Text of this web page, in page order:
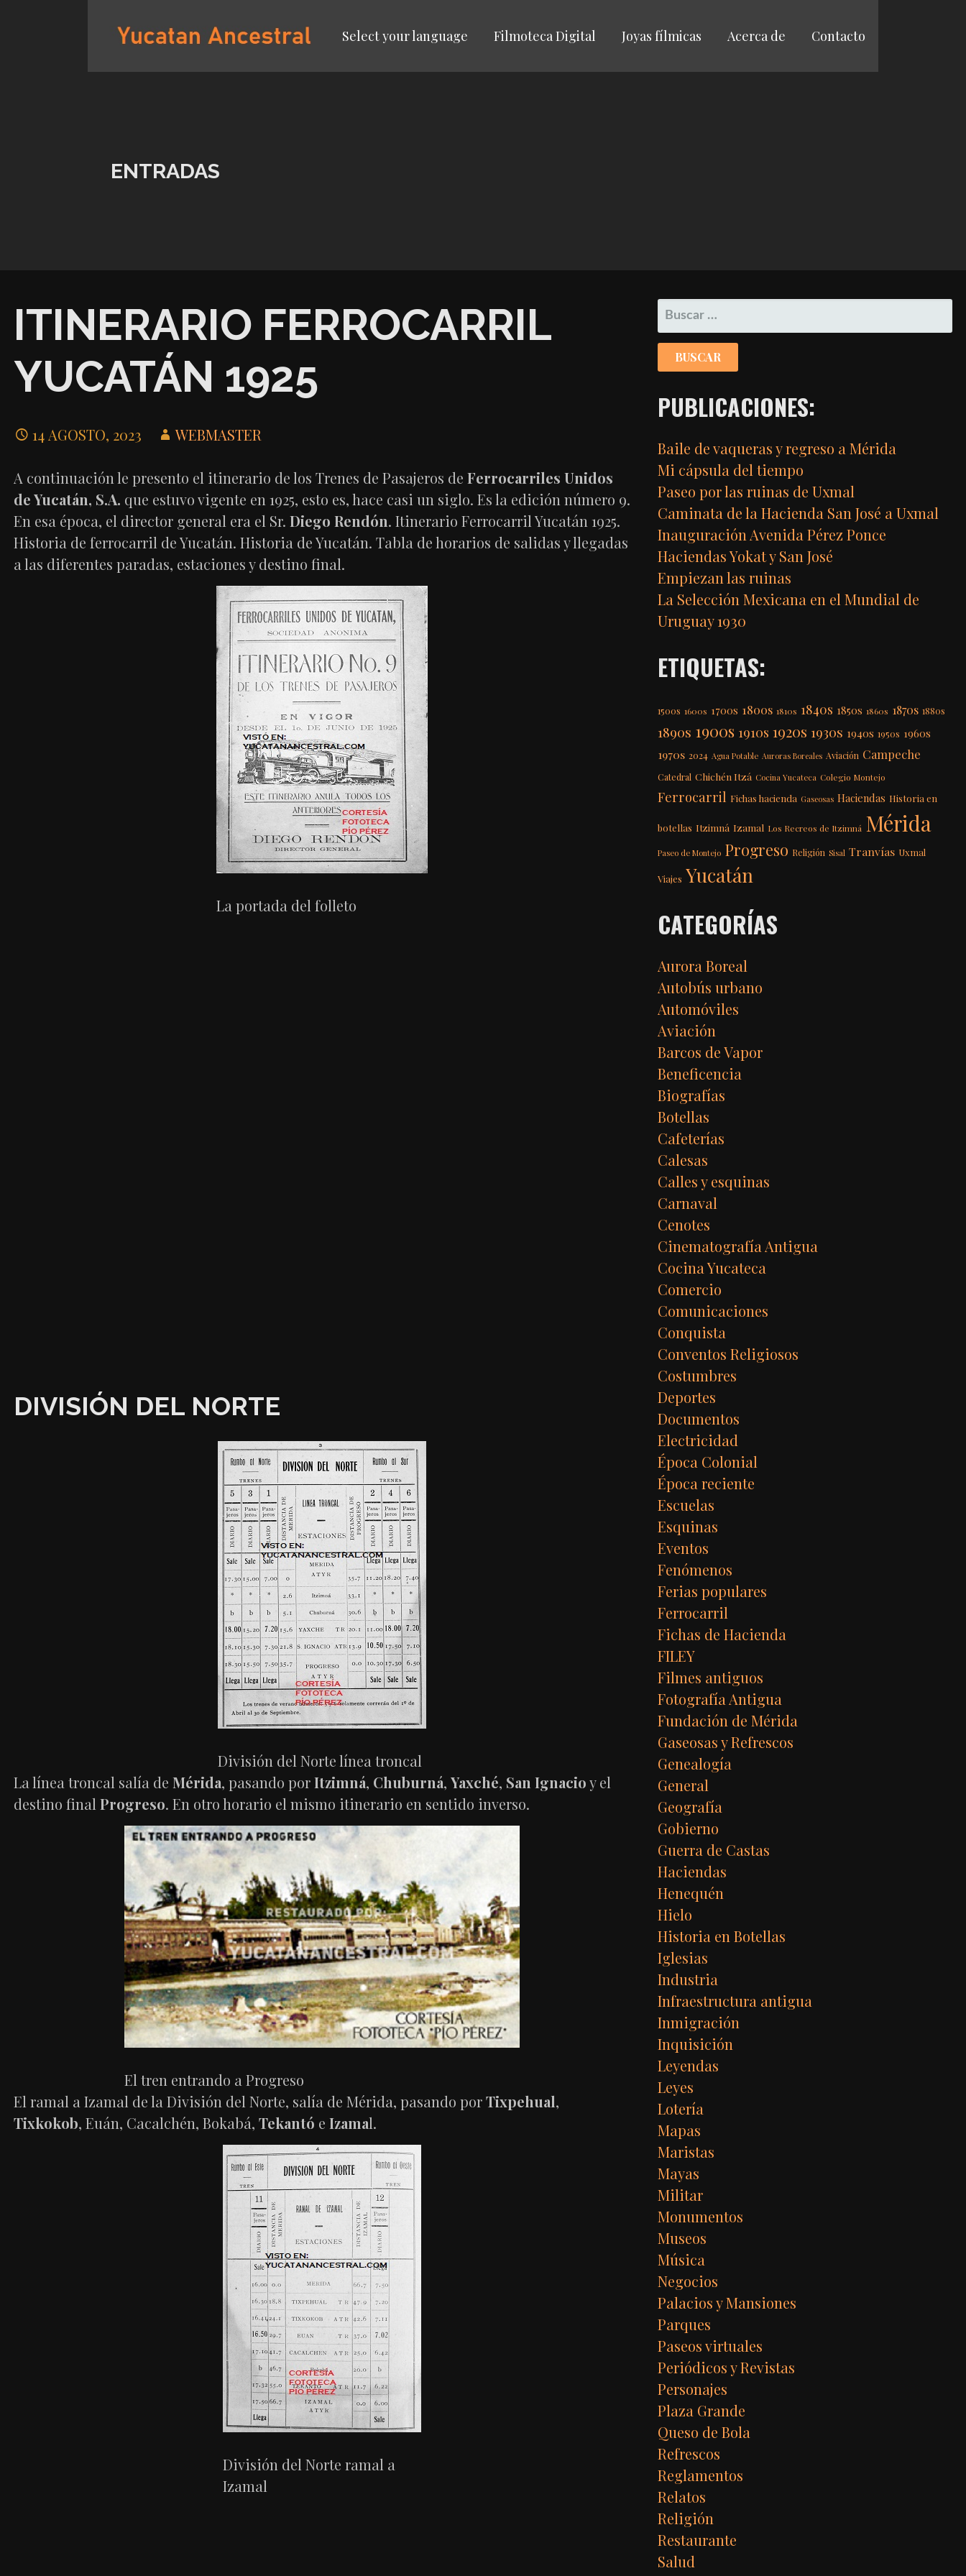
Select your language Filmoteca Digital Joyas fílmicas Acerca de Contacto
ENTRADAS
ITINERARIO FERROCARRIL
YUCATÁN 1925
14 AGOSTO, 2023 WEBMASTER
A continuación le presento el itinerario de los Trenes de Pasajeros de Ferrocarriles Unidos
de Yucatán, S.A. que estuvo vigente en 1925, esto es, hace casi un siglo. Es la edición número 9.
En esa época, el director general era el Sr. Diego Rendón. Itinerario Ferrocarril Yucatán 1925.
Historia de ferrocarril de Yucatán. Historia de Yucatán. Tabla de horarios de salidas y llegadas
a las diferentes paradas, estaciones y destino final.
La portada del folleto
DIVISIÓN DEL NORTE
División del Norte línea troncal
La línea troncal salía de Mérida, pasando porItzimná, Chuburná, Yaxché, San Ignacioy el
destino final Progreso. En otro horario el mismo itinerario en sentido inverso.
El tren entrando a Progreso
El ramal a Izamal de la División del Norte, salía de Mérida, pasando porTixpehual,
Tixkokob, Euán, Cacalchén, Bokabá, Tekantó e Izamal.
División del Norte ramal a
Izamal
BUSCAR:
PUBLICACIONES:
Baile de vaqueras y regreso a Mérida
Mi cápsula del tiempo
Paseo por las ruinas de Uxmal
Caminata de la Hacienda San José a Uxmal
Inauguración Avenida Pérez Ponce
Haciendas Yokat y San José
Empiezan las ruinas
La Selección Mexicana en el Mundial de
Uruguay 1930
ETIQUETAS:
1500s 1600s 1700s 1800s 1810s 1840s 1850s 1860s 1870s 1880s
1890s 1900s 1910s 1920s 1930s 1940s 1950s 1960s
1970s 2024 Agua Potable Auroras Boreales Aviación Campeche
Catedral Chichén Itzá Cocina Yucateca Colegio Montejo
Ferrocarril Fichas hacienda Gaseosas Haciendas Historia en
botellas Itzimná Izamal Los Recreos de Itzimná Mérida
Paseo de Montejo Progreso Religión Sisal Tranvías Uxmal
Viajes Yucatán
CATEGORÍAS
Aurora Boreal
Autobús urbano
Automóviles
Aviación
Barcos de Vapor
Beneficencia
Biografías
Botellas
Cafeterías
Calesas
Calles y esquinas
Carnaval
Cenotes
Cinematografía Antigua
Cocina Yucateca
Comercio
Comunicaciones
Conquista
Conventos Religiosos
Costumbres
Deportes
Documentos
Electricidad
Época Colonial
Época reciente
Escuelas
Esquinas
Eventos
Fenómenos
Ferias populares
Ferrocarril
Fichas de Hacienda
FILEY
Filmes antiguos
Fotografía Antigua
Fundación de Mérida
Gaseosas y Refrescos
Genealogía
General
Geografía
Gobierno
Guerra de Castas
Haciendas
Henequén
Hielo
Historia en Botellas
Iglesias
Industria
Infraestructura antigua
Inmigración
Inquisición
Leyendas
Leyes
Lotería
Mapas
Maristas
Mayas
Militar
Monumentos
Museos
Música
Negocios
Palacios y Mansiones
Parques
Paseos virtuales
Periódicos y Revistas
Personajes
Plaza Grande
Queso de Bola
Refrescos
Reglamentos
Relatos
Religión
Restaurante
Salud